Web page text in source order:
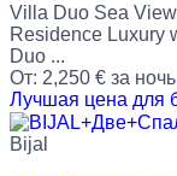
Villa Duo Sea
Residence Luxury
Duo ...
От: 2,250 € за ночь
Лучшая цена для
Bijal